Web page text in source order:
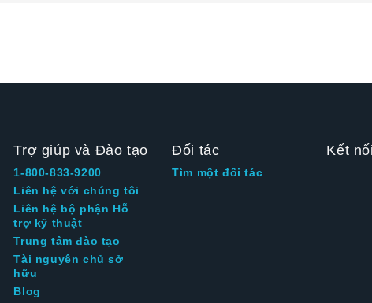
Trợ giúp và Đào tạo
1-800-833-9200
Liên hệ với chúng tôi
Liên hệ bộ phận Hỗ
trợ kỹ thuật
Trung tâm đào tạo
Tài nguyên chủ sở
hữu
Blog
Đối tác
Tìm một đối tác
Kết